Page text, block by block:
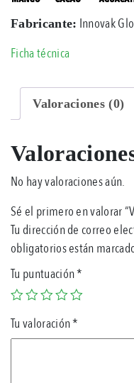
Fabricante: Innovak
Ficha técnica
Valoraciones (0)
No hay valoraciones aún.
Sé el primero en valorar
Tu dirección de correo
obligatorios están
Tu puntuación*
Tu valoración*